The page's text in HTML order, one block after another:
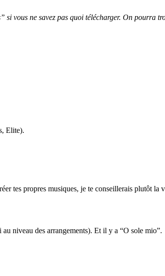
vous ne savez pas quoi télécharger. On pourra
Elite).
tes propres musiques, je te conseillerais plutôt
niveau des arrangements). Et il y a “O sole mio”.